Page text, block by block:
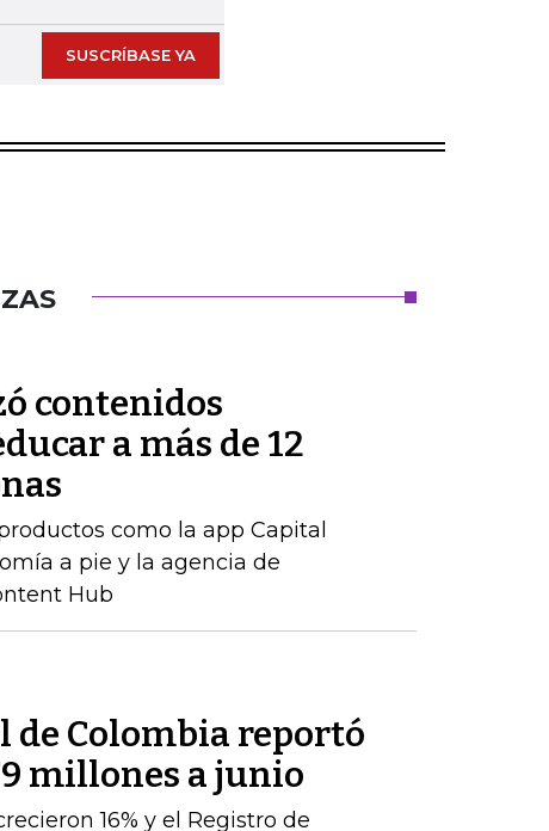
SUSCRÍBASE YA
contenidos
a más de 12
como la app Capital
a pie y la agencia de
Hub
de Colombia reportó
millones a junio
16% y el Registro de